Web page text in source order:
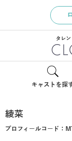
タレ
キャストを探
綾菜
プロフィールコード：